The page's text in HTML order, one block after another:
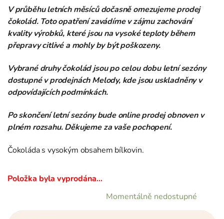
V průběhu letních měsíců dočasně omezujeme prodej
čokolád. Toto opatření zavádíme v zájmu zachování
kvality výrobků, které jsou na vysoké teploty během
přepravy citlivé a mohly by být poškozeny.
Vybrané druhy čokolád jsou po celou dobu letní sezóny
dostupné v prodejnách Melody, kde jsou uskladněny v
odpovídajících podmínkách.
Po skončení letní sezóny bude online prodej obnoven v
plném rozsahu. Děkujeme za vaše pochopení.
Čokoláda s vysokým obsahem bílkovin.
Položka byla vyprodána…
Momentálně nedostupné